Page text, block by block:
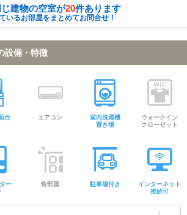
じ建物の空室が20件あります
いるお部屋をまとめてお問合せ！
設備・特徴
台 エアコン
室内洗濯機
置き場
ウォークイン
クローゼット
ー
角部屋 駐車場付き
インターネット
接続可